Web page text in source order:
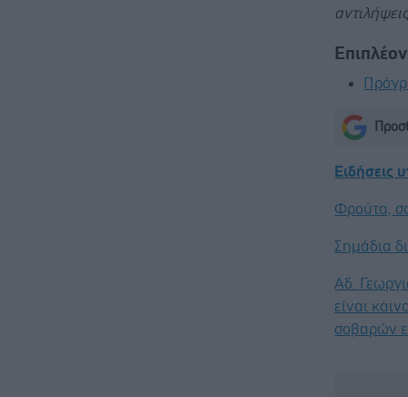
Ειδήσεις
Φρούτα,
Σημάδια
Αδ.
είναι
σοβαρών